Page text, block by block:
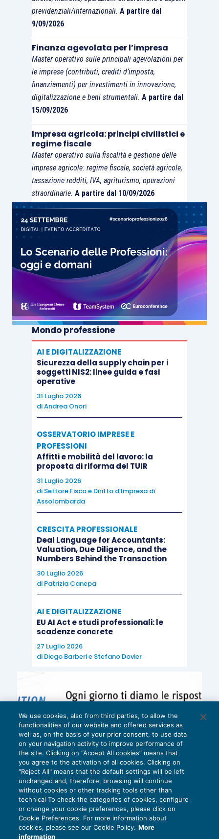
previdenziali/internazionali. A partire dal
9/09/2026
Finanza agevolata per l’impresa
Master operativo sulle principali agevolazioni per
le imprese (contributi, crediti d’imposta,
finanziamenti) per investimenti in innovazione,
digitalizzazione e beni strumentali. A partire dal
15/09/2026
Impresa agricola: principi civilistici e
regime fiscale
Master operativo sulla fiscalità e gestione delle
imprese agricole: regime fiscale, società agricole,
tassazione redditi, IVA, agriturismo, operazioni
straordinarie. A partire dal 10/09/2026
Mondo professione
AI E DIGITALIZZAZIONE
Sicurezza della supply chain per i
soggetti NIS2: linee guida e fasi
operative
31 Luglio 2026
diAndrea Onori
OSSERVATORIO IMPRESE E
PROFESSIONI
Affitti e mobilità del lavoro: la
proposta di riforma del TUIR
31 Luglio 2026
di Settore Fisco e Diritto d’Impresa di
Assolombarda
CRESCITA PROFESSIONALE
Deal Language for Accountants:
Valuation, Due Diligence, and the
Numbers Behind the Transaction
30 Luglio 2026
di Patrizia Canepa
AI E DIGITALIZZAZIONE
EU AI Act e studi professionali: le
scadenze concrete
27 Luglio 2026
di Diego Barberie Stefano Dovier
Privacy Policy
Cookie Policy
We use cookies, also from third parties, to allow the
functionalities of our website and offered services as
well as, on the basis of your prior consent, to use data
on your navigation activity to improve performance of
the site. Clicking on “Accept All cookies” means that
you agree to the activation of all cookies. Clicking on
"Reject All" means that the default settings will be left
unchanged and, therefore, browsing will continue
without cookies or other tracking tools other than
technical To check the categories of cookies, configure
or change your cookie preferences, please click on
Cookie Preferences. For more information about
cookies, please see our Cookie Policy. More
information